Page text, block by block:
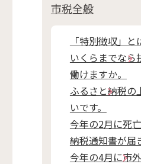
市税全般
「特別徴収」と
いくらまでなら
働けますか。
ふるさと納税の
いです。
今年の2月に死
納税通知書が届
今年の4月に市